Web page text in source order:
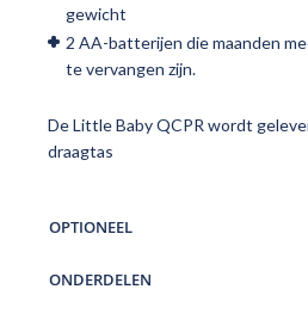
gewicht
2 AA-batterijen die maanden
te vervangen zijn.
De Little Baby QCPR wordt
draagtas
OPTIONEEL
ONDERDELEN